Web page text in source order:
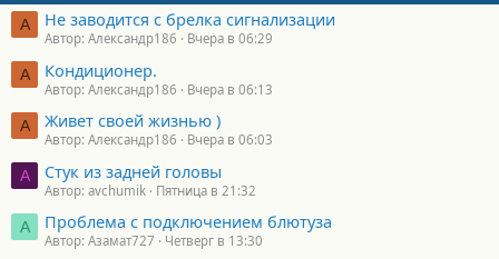
А Не заводится с брелка сигнализации
Автор: Александр186 Вчера в 06:29
А Кондиционер.
Автор: Александр186 Вчера в 06:13
А Живет своей жизнью )
Автор: Александр186 Вчера в 06:03
A Стук из задней головы
Автор: avchumik Пятница в 21:32
А Проблема с подключением блютуза
Автор: Азамат727 Четверг в 13:30